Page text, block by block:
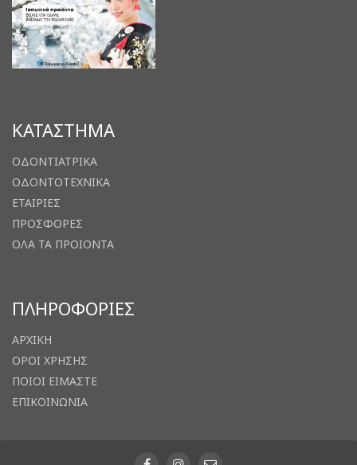
ΚΑΤΑΣΤΗΜΑ
ΟΔΟΝΤΙΑΤΡΙΚΑ
ΟΔΟΝΤΟΤΕΧΝΙΚΑ
ΕΤΑΙΡΙΕΣ
ΠΡΟΣΦΟΡΕΣ
ΟΛΑ ΤΑ ΠΡΟΙΟΝΤΑ
ΠΛΗΡΟΦΟΡΙΕΣ
ΑΡΧΙΚΗ
ΟΡΟΙ ΧΡΗΣΗΣ
ΠΟΙΟΙ ΕΙΜΑΣΤΕ
ΕΠΙΚΟΙΝΩΝΙΑ